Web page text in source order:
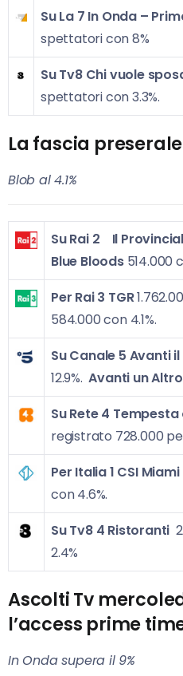
Su La 7 In Onda –
spettatori con 8%
Su Tv8 Chi vuole
spettatori con 3.3%.
La fascia preserale
Blob al 4.1%
Su Rai 2 Il
Blue Bloods514.000
Per Rai 3 TGR
584.000 con 4.1%.
Su Canale 5 Avanti
12.9%.Avanti un
Su Rete 4 Tempesta
registrato 728.000
Per Italia 1 CSI Miami
con 4.6%.
Su Tv8 4 Ristoranti
2.4%
Ascolti Tv
l’access prime
In Onda supera il 9%